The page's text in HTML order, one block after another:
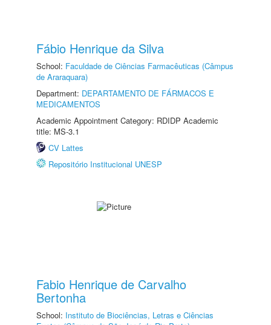
Fábio Henrique da Silva
School: Faculdade de Ciências Farmacêuticas (Câmpus
de Araraquara)
Department: DEPARTAMENTO DE FÁRMACOS E
MEDICAMENTOS
Academic Appointment Category: RDIDP Academic
title: MS-3.1
CV Lattes
Repositório Institucional UNESP
Fabio Henrique de Carvalho
Bertonha
School: Instituto de Biociências, Letras e Ciências